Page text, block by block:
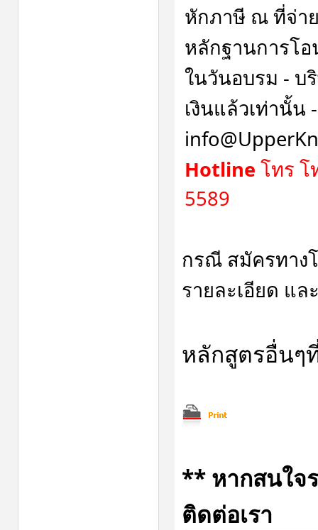
หักภาษี ณ ที่จ่า
หลักฐานการโ
ในวันอบรม - บ
เงินแล้วเท่านั้
Hotline โทร โ
5589
กรณี สมัครทาง
รายละเอียด แล
หลักสูตรอื่นๆ
** หากสนใจ
ติดต่อเรา